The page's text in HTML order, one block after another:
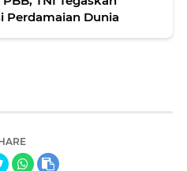
Perdamaian Dunia